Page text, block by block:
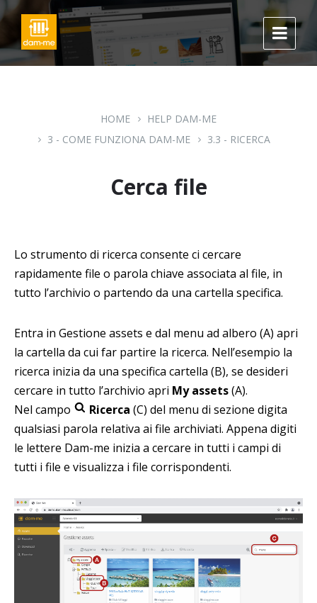
Skip
to
content
Skip
to
navigation
Skip
to
footer
HOME
HELP DAM-ME
3 - COME FUNZIONA DAM-ME
3.3 - RICERCA
Cerca file
Lo strumento di ricerca consente ci cercare
rapidamente file o parola chiave associata al file, in
tutto l’archivio o partendo da una cartella specifica.
Entra in Gestione assets e dal menu ad albero (A) apri
la cartella da cui far partire la ricerca. Nell’esempio la
ricerca inizia da una specifica cartella (B), se desideri
cercare in tutto l’archivio apri My assets(A).
Nel campo
Ricerca (C) del menu di sezione digita
qualsiasi parola relativa ai file archiviati. Appena digiti
le lettere Dam-me inizia a cercare in tutti i campi di
tutti i file e visualizza i file corrispondenti.